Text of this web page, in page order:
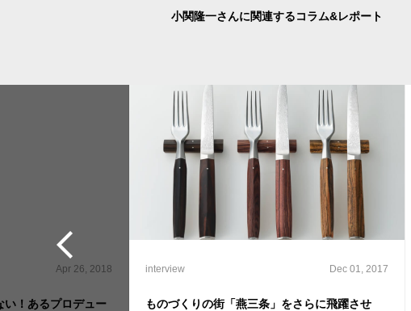
小関隆一さんに関連するコラム&レポート
Apr 26, 2018
い！あるプロデュー
interview Dec 01, 2017
ものづくりの街「燕三条」をさらに飛躍させ